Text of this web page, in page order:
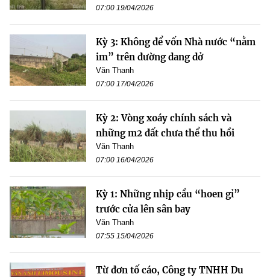
07:00 19/04/2026
Kỳ 3: Không để vốn Nhà nước “nằm
im” trên đường dang dở
Văn Thanh
07:00 17/04/2026
Kỳ 2: Vòng xoáy chính sách và
những m2 đất chưa thể thu hồi
Văn Thanh
07:00 16/04/2026
Kỳ 1: Những nhịp cầu “hoen gỉ”
trước cửa lên sân bay
Văn Thanh
07:55 15/04/2026
Từ đơn tố cáo, Công ty TNHH Du